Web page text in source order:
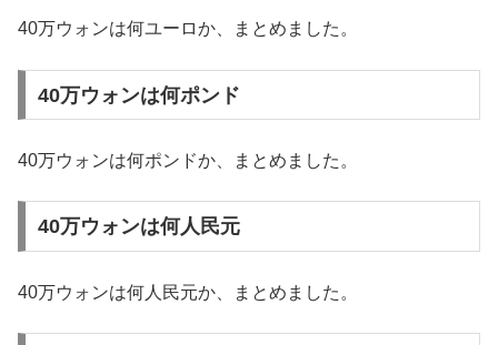
40万ウォンは何ユーロか、まとめました。
40万ウォンは何ポンド
40万ウォンは何ポンドか、まとめました。
40万ウォンは何人民元
40万ウォンは何人民元か、まとめました。